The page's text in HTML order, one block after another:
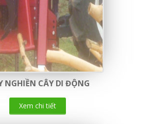
NGHIỀN CÂY DI ĐỘNG
Xem chi tiết